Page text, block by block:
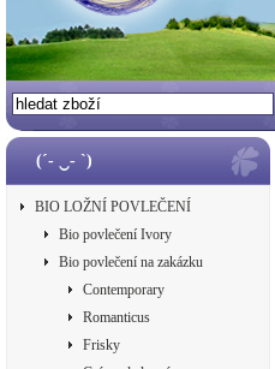
(´- ‿- `)
BIO LOŽNÍ POVLEČENÍ
Bio povlečení Ivory
Bio povlečení na zakázku
Contemporary
Romanticus
Frisky